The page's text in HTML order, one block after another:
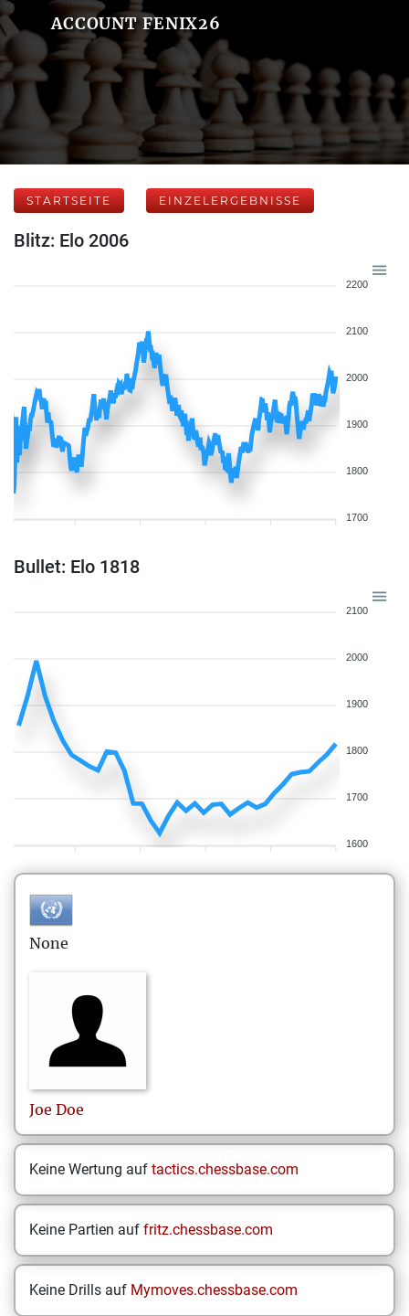
ACCOUNT FENIX26
STARTSEITE EINZELERGEBNISSE
Blitz: Elo 2006
2200
2100
2000
1900
1800
1700
Bullet: Elo 1818
2100
2000
1900
1800
1700
1600
None
Joe Doe
Keine Wertung auf tactics.chessbase.com
Keine Partien auf fritz.chessbase.com
Keine Drills auf Mymoves.chessbase.com